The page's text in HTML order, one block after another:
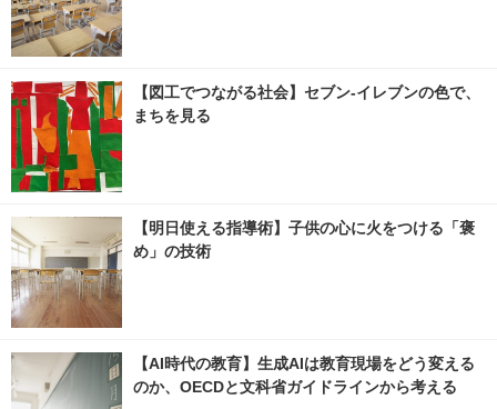
【図工でつながる社会】セブン‐イレブンの色で、
まちを見る
【明日使える指導術】子供の心に火をつける「褒
め」の技術
【AI時代の教育】生成AIは教育現場をどう変える
のか、OECDと文科省ガイドラインから考える